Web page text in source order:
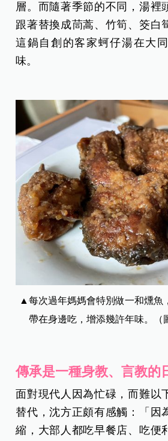
層。而隨著季節的不同，湯裡
跟著替換成茼蒿、竹筍、筊白
這鍋自創的客家蚵仔湯在大
味。
▲每次過年媽媽會特別做一和燻魚
帶在身邊吃，增添幾許年味。（
傳承是一種身教、言教的
面對現代人因為忙碌，而難以
替代，沈方正頗有感觸：「因
縮，大部人都吃早餐店、吃便